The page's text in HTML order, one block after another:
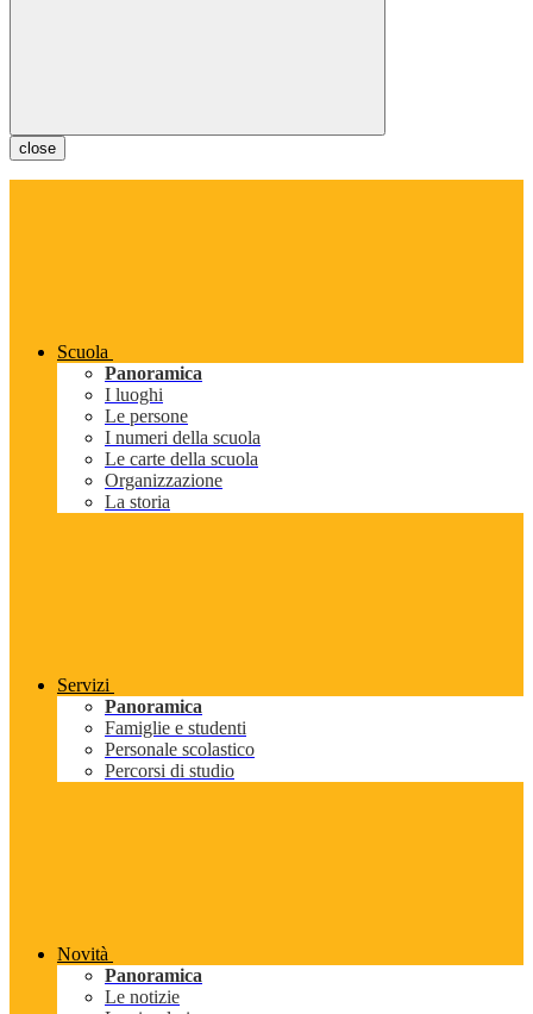
close
Scuola
Panoramica
I luoghi
Le persone
I numeri della scuola
Le carte della scuola
Organizzazione
La storia
Servizi
Panoramica
Famiglie e studenti
Personale scolastico
Percorsi di studio
Novità
Panoramica
Le notizie